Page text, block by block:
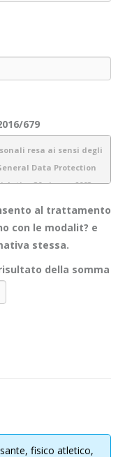
679
resa ai sensi degli
Data Protection
30 giugno 2003 n.
della protezione
propri utenti. Pertanto
delle
presente sito web. Lo
al trattamento
con le modalit? e
stessa.
della somma
fisico atletico,